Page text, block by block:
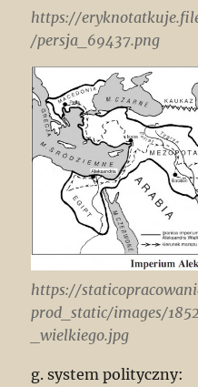
https://
/persja_69437.png
https://
prod_static/images/
_wielkiego.jpg
g. system polityczny: